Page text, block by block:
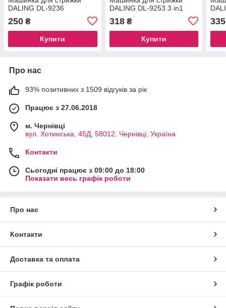
DALING DL-9236
250 ₴
Купити
DALING DL-9253 3 in1
318₴
Купити
335
Про нас
93% позитивних з 1509 відгуків за рік
Працює з 27.06.2018
м. Чернівці
вул. Хотинська, 45Д, 58012, Чернівці, Україна
Контакти
Сьогодні працює з 09:00 до 18:00
Показати весь графік роботи
Про нас
Контакти
Доставка та оплата
Графік роботи